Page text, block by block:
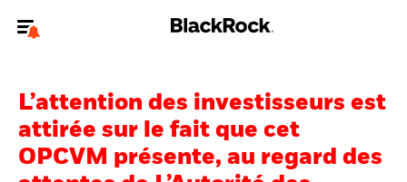
Pour accéder directement à un autre site BlackRock, veuillez mettre à
jourvotre type d'utilisateur
Nous connaître
L’attention des investisseurs est
attirée sur le fait que cet
OPCVM présente, au regard des